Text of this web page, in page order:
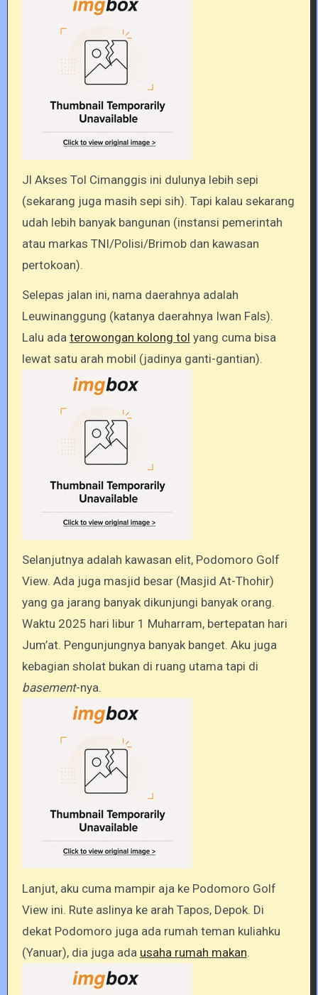
Jl Akses Tol Cimanggis ini dulunya lebih sepi
(sekarang juga masih sepi sih). Tapi kalau sekarang
udah lebih banyak bangunan (instansi pemerintah
atau markas TNI/Polisi/Brimob dan kawasan
pertokoan).
Selepas jalan ini, nama daerahnya adalah
Leuwinanggung (katanya daerahnya Iwan Fals).
Lalu ada terowongan kolong tol yang cuma bisa
lewat satu arah mobil (jadinya ganti-gantian).
Selanjutnya adalah kawasan elit, Podomoro Golf
View. Ada juga masjid besar (Masjid At-Thohir)
yang ga jarang banyak dikunjungi banyak orang.
Waktu 2025 hari libur 1 Muharram, bertepatan hari
Jum’at. Pengunjungnya banyak banget. Aku juga
kebagian sholat bukan di ruang utama tapi di
basement-nya.
Lanjut, aku cuma mampir aja ke Podomoro Golf
View ini. Rute aslinya ke arah Tapos, Depok. Di
dekat Podomoro juga ada rumah teman kuliahku
(Yanuar), dia juga ada usaha rumah makan.